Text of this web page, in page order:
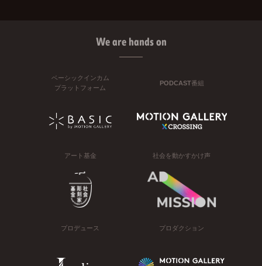
We are hands on
ベーシックインカム
プラットフォーム
PODCAST番組
アート基金 社会を動かすかけ声
プロデュース プロダクション